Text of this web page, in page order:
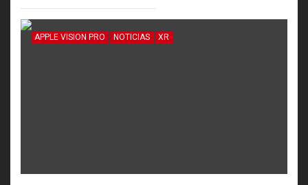
APPLE VISION PRO NOTICIAS XR